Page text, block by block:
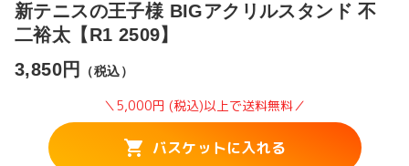
新テニスの王子様 BIGアクリルスタンド 不
二裕太【R1 2509】
3,850円
（税込）
＼5,000円 (税込)以上で送料無料／
バスケットに入れる